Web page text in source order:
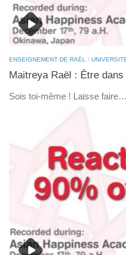
ENSEIGNEMENT DE RAËL /
Maitreya Raël : Être
Sois toi-même ! Laisse faire…